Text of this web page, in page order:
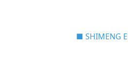
■ SHIMENG